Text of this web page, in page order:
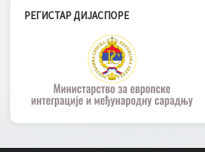
РЕГИСТАР ДИЈАСПОРЕ